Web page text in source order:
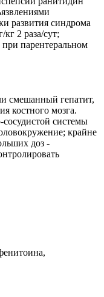
развития синдрома
2 раза/сут;
парентеральном
смешанный гепатит,
костного мозга.
системы
крайне
доз -